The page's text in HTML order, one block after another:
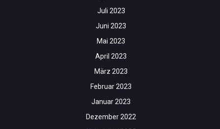
Juli 2023
Juni 2023
Mai 2023
April 2023
März 2023
Februar 2023
Januar 2023
Dezember 2022